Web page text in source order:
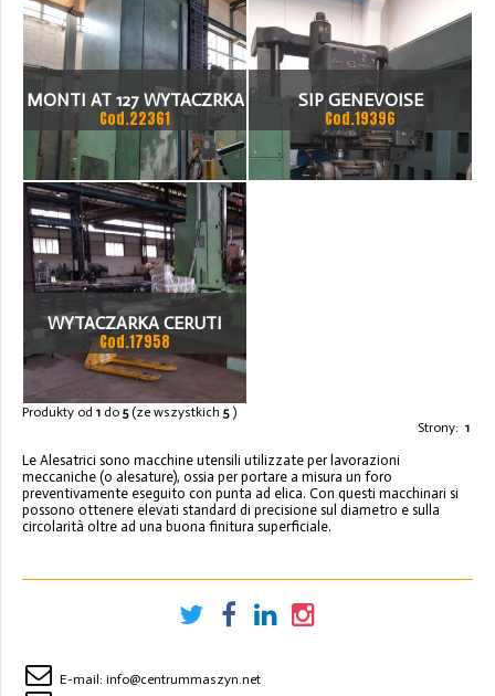
MONTI AT 127 WYTACZRKA
Cod.22361
SIP GENEVOISE
HYDROPTIC 6
WYTACZARKA
Cod.19396
WYTACZARKA CERUTI
CERMATIC 100L
Cod.17958
Produkty od 1 do 5(ze wszystkich 5)
Strony: 1
Le Alesatrici sono macchine utensili utilizzate per lavorazioni
meccaniche (o alesature), ossia per portare a misura un foro
preventivamente eseguito con punta ad elica. Con questi macchinari si
possono ottenere elevati standard di precisione sul diametro e sulla
circolarità oltre ad una buona finitura superficiale.
E-mail: info@centrummaszyn.net